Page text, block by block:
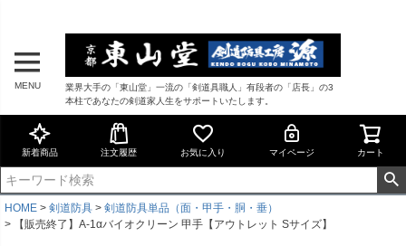
MENU
業界大手の「東山堂」一流の「剣道具職人」有段者の「店長」の3
本柱であなたの剣道家人生をサポートいたします。
新着商品 注文履歴 お気に入り マイページ カート
HOME 剣道防具
剣道防具単品（面・甲手・胴・垂）
【販売終了】A-1αバイオクリーン 甲手【アウトレット Sサイズ】